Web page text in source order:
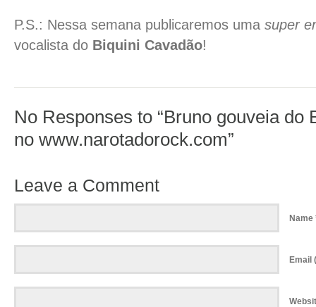
P.S.: Nessa semana publicaremos uma super
vocalista do Biquini Cavadão!
No Responses to “Bruno gouveia do
no www.narotadorock.com”
Leave a Comment
Name
Email